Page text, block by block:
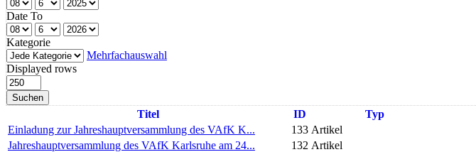
Date To
Kategorie
Mehrfachauswahl
Displayed rows
Suchen
Titel ID Typ
Einladung zur Jahreshauptversammlung des VAfK K...
133 Artikel
Jahreshauptversammlung des VAfK Karlsruhe am 24...
132 Artikel